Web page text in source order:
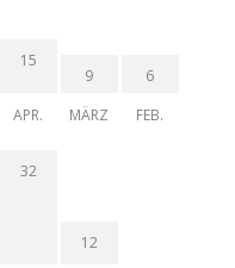
15
APR.
9
MÄRZ
6
FEB.
32
12